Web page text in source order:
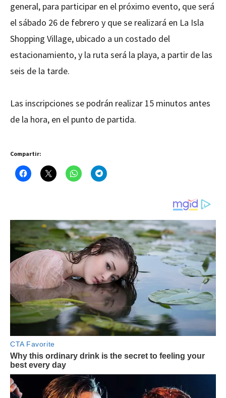
general, para participar en el próximo evento, que será
el sábado 26 de febrero y que se realizará en La Isla
Shopping Village, ubicado a un costado del
estacionamiento, y la ruta será la playa, a partir de las
seis de la tarde.
Las inscripciones se podrán realizar 15 minutos antes
de la hora, en el punto de partida.
Compartir: